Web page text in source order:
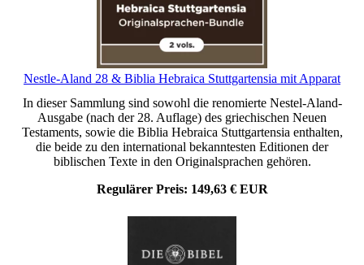
Nestle-Aland 28 & Biblia Hebraica Stuttgartensia mit Apparat
In dieser Sammlung sind sowohl die renomierte Nestel-Aland-
Ausgabe (nach der 28. Auflage) des griechischen Neuen
Testaments, sowie die Biblia Hebraica Stuttgartensia enthalten,
die beide zu den international bekanntesten Editionen der
biblischen Texte in den Originalsprachen gehören.
Regulärer Preis: 149,63 € EUR